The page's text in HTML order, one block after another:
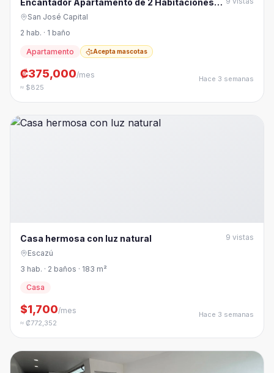
Encantador Apartamento de 2 Habitaciones
en Barrio Otoya
San José Capital
2 hab. · 1 baño
Apartamento Acepta mascotas
₡375,000/mes
≈ $825
Hace 3 semanas
Casa hermosa con luz natural 9 vistas
Escazú
3 hab. · 2 baños · 183 m²
Casa
$1,700/mes
≈ ₡772,352
Hace 3 semanas